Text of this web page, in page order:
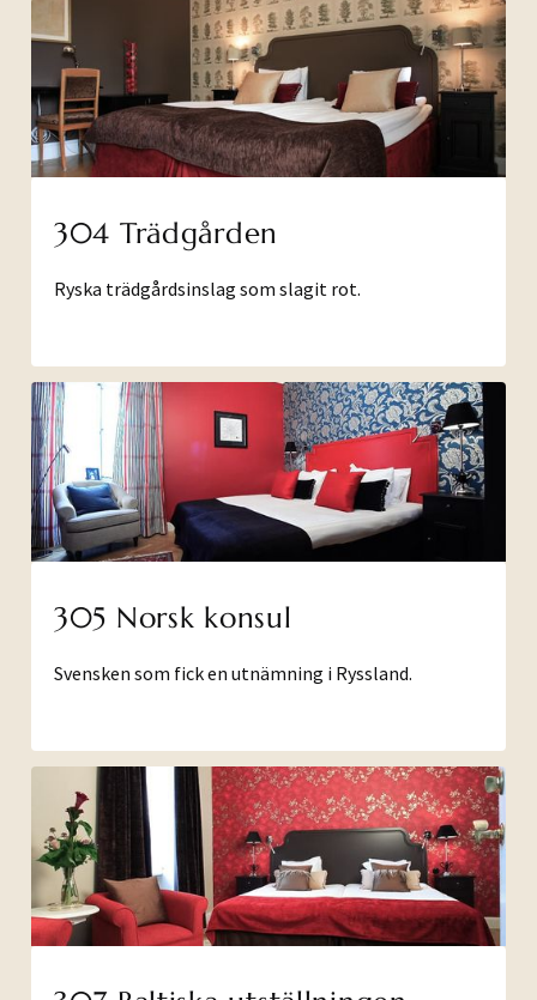
304 Trädgården
Ryska trädgårdsinslag som slagit rot.
305 Norsk konsul
Svensken som fick en utnämning i Ryssland.